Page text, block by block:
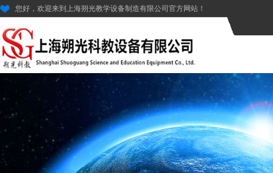
您好，欢迎来到上海朔光教学设备制造有限公司官方网站！